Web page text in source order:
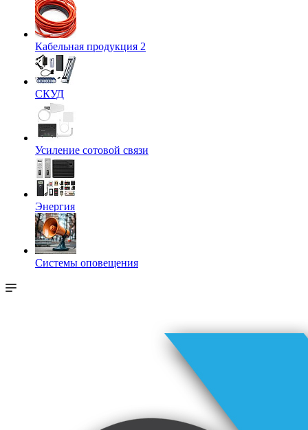
Кабельная продукция 2
СКУД
Усиление сотовой связи
Энергия
Системы оповещения